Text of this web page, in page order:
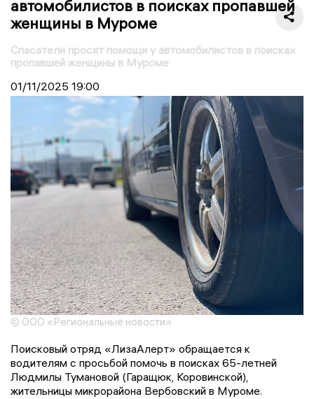
автомобилистов в поисках пропавшей
женщины в Муроме
Спасатели просят помощи у автомобилистов в поисках
пропавшей женщины в Муроме
01/11/2025 19:00
© ООО «Региональные новости»
Поисковый отряд «ЛизаАлерт» обращается к
водителям с просьбой помочь в поисках 65-летней
Людмилы Тумановой (Гаращюк, Коровинской),
жительницы микрорайона Вербовский в Муроме.